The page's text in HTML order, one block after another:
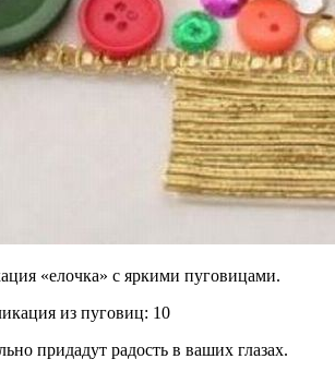
«елочка» с яркими пуговицами.
придадут радость в ваших глазах.